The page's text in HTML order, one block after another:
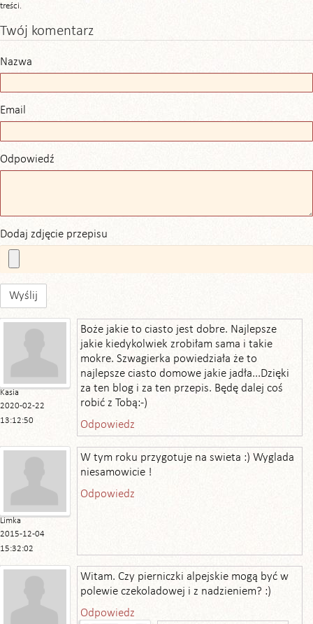
treści.
Twój komentarz
Nazwa
Email
Odpowiedź
Dodaj zdjęcie przepisu
Wyślij
Kasia
2020-02-22
13:12:50
Boże jakie to ciasto jest dobre. Najlepsze
jakie kiedykolwiek zrobiłam sama i takie
mokre. Szwagierka powiedziała że to
najlepsze ciasto domowe jakie jadła...Dzięki
za ten blog i za ten przepis. Będę dalej coś
robić z Tobą:-)
Odpowiedz
Limka
2015-12-04
15:32:02
W tym roku przygotuje na swieta :) Wyglada
niesamowicie !
Odpowiedz
Witam. Czy pierniczki alpejskie mogą być w
polewie czekoladowej i z nadzieniem? :)
Odpowiedz